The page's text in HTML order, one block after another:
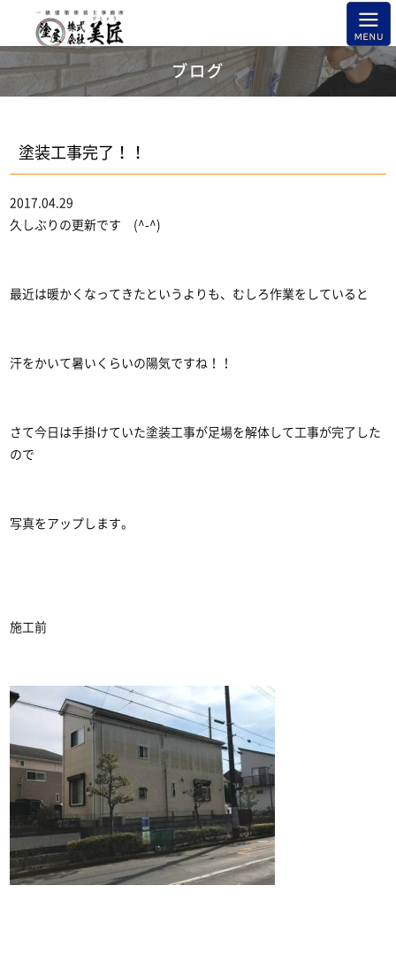
ブログ
塗装工事完了！！
2017.04.29
久しぶりの更新です (^-^)
最近は暖かくなってきたというよりも、むしろ作業をしていると
汗をかいて暑いくらいの陽気ですね！！
さて今日は手掛けていた塗装工事が足場を解体して工事が完了した
ので
写真をアップします。
施工前